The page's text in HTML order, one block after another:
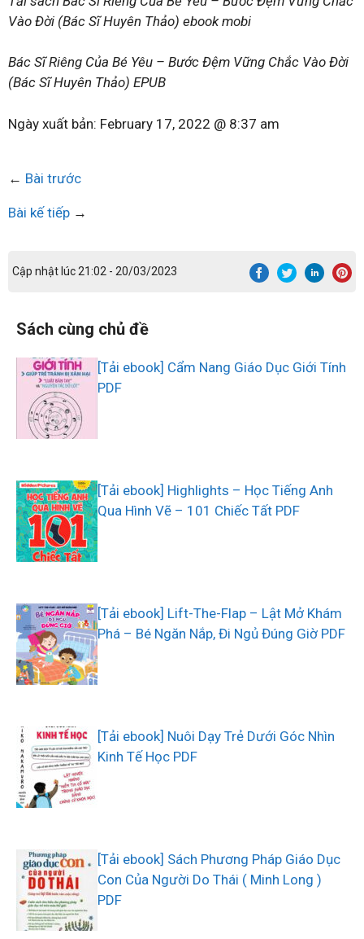
Vào Đời (Bác Sĩ Huyên Thảo) ebook mobi
Bác Sĩ Riêng Của Bé Yêu – Bước Đệm Vững Chắc Vào Đời
(Bác Sĩ Huyên Thảo) EPUB
Ngày xuất bản: February 17, 2022 @ 8:37 am
← Bài trước
Bài kế tiếp →
Cập nhật lúc 21:02 - 20/03/2023
Sách cùng chủ đề
[Tải ebook] Cẩm Nang Giáo Dục Giới Tính
PDF
[Tải ebook] Highlights – Học Tiếng Anh
Qua Hình Vẽ – 101 Chiếc Tất PDF
[Tải ebook] Lift-The-Flap – Lật Mở Khám
Phá – Bé Ngăn Nắp, Đi Ngủ Đúng Giờ PDF
[Tải ebook] Nuôi Dạy Trẻ Dưới Góc Nhìn
Kinh Tế Học PDF
[Tải ebook] Sách Phương Pháp Giáo Dục
Con Của Người Do Thái ( Minh Long )
PDF